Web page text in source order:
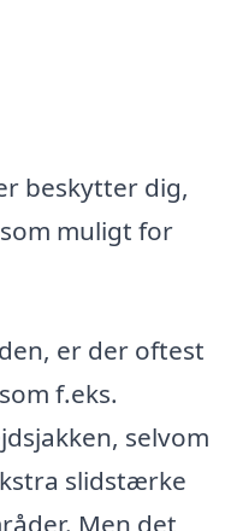
beskytter dig,
muligt for
er der oftest
f.eks.
selvom
slidstærke
Men det